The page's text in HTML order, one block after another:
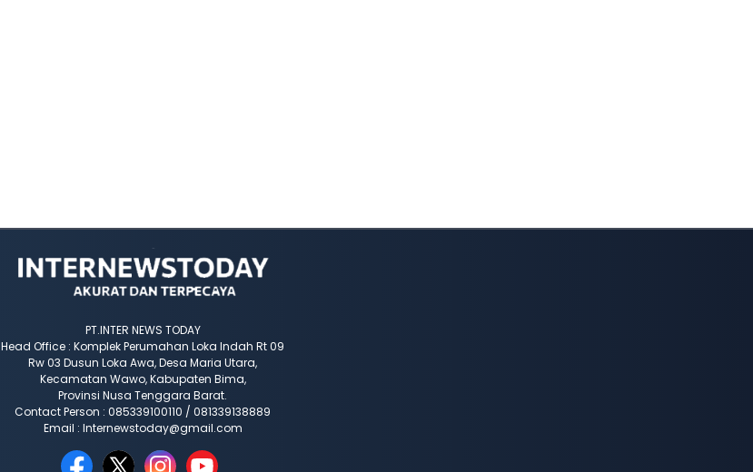
PT.INTER NEWS TODAY
Head Office : Komplek Perumahan Loka Indah Rt 09
Rw 03 Dusun Loka Awa, Desa Maria Utara,
Kecamatan Wawo, Kabupaten Bima,
Provinsi Nusa Tenggara Barat.
Contact Person : 085339100110 / 081339138889
Email : Internewstoday@gmail.com